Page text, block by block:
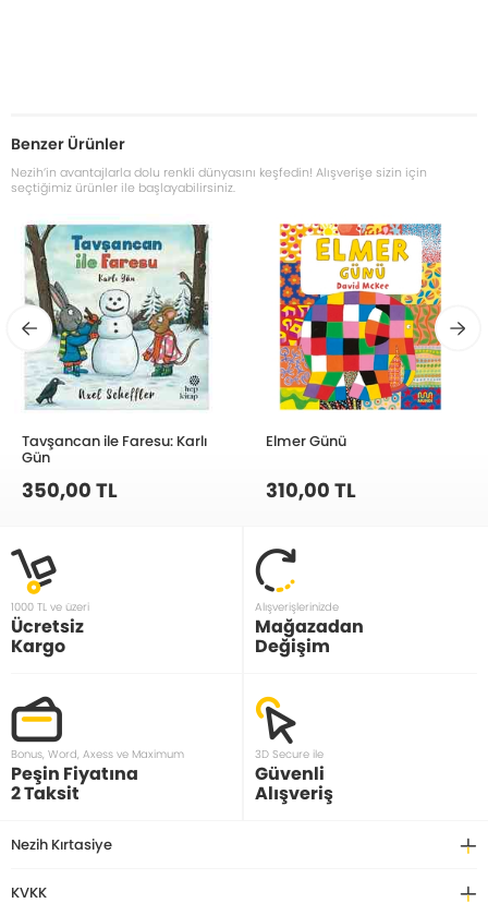
Benzer Ürünler
Nezih’in avantajlarla dolu renkli dünyasını keşfedin! Alışverişe sizin için
seçtiğimiz ürünler ile başlayabilirsiniz.
Tavşancan ile Faresu: Karlı
Gün
350,00 TL
Elmer Günü
310,00 TL
1000 TL ve üzeri
Ücretsiz
Kargo
Alışverişlerinizde
Mağazadan
Değişim
Bonus, Word, Axess ve Maximum
Peşin Fiyatına
2 Taksit
3D Secure ile
Güvenli
Alışveriş
Nezih Kırtasiye
KVKK